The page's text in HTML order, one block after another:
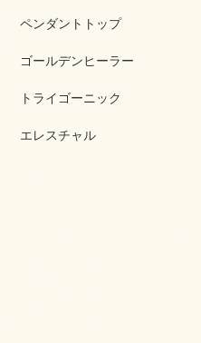
ペンダントトップ
ゴールデンヒーラー
トライゴーニック
エレスチャル